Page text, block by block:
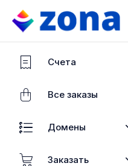
Счета
Все заказы
Домены
Заказать